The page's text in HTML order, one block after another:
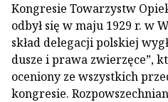
Kongresie Towarzystw
odbył się w maju 1929 r. w
skład delegacji polskiej
dusze i prawa zwierzęce”,
oceniony ze wszystkich
kongresie.